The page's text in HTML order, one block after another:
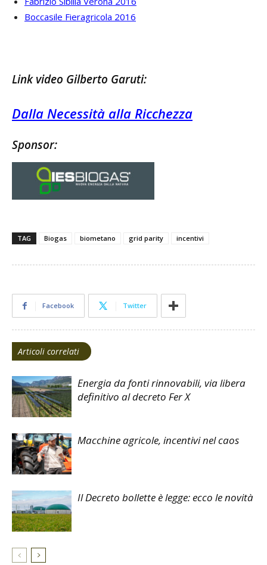
Boccasile Fieragricola 2016
Link video Gilberto Garuti:
Dalla Necessità alla Ricchezza
Sponsor:
TAG Biogas biometano grid parity incentivi
Facebook Twitter
Articoli correlati
Energia da fonti rinnovabili, via libera
definitivo al decreto Fer X
Macchine agricole, incentivi nel caos
Il Decreto bollette è legge: ecco le novità